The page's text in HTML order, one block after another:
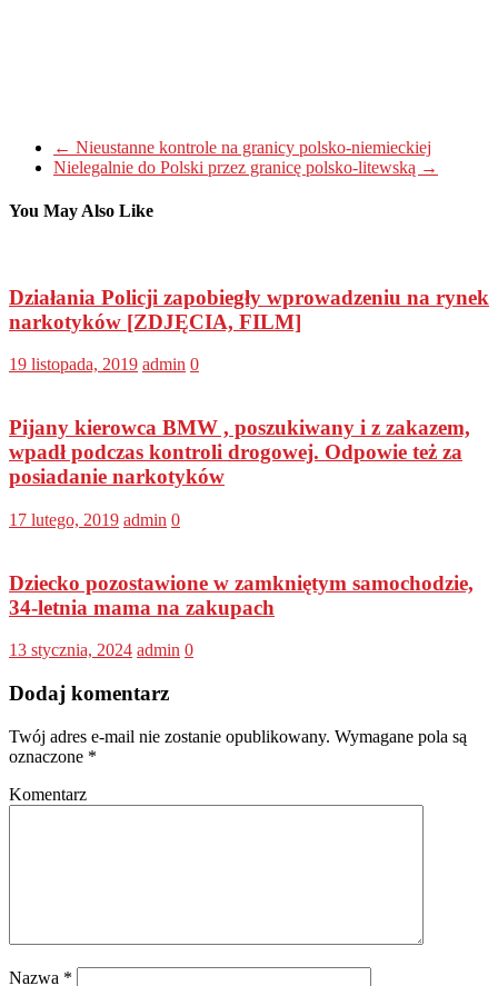
← Nieustanne kontrole na granicy polsko-niemieckiej
Nielegalnie do Polski przez granicę polsko-litewską →
You May Also Like
Działania Policji zapobiegły wprowadzeniu na rynek
narkotyków [ZDJĘCIA, FILM]
19 listopada, 2019 admin 0
Pijany kierowca BMW , poszukiwany i z zakazem,
wpadł podczas kontroli drogowej. Odpowie też za
posiadanie narkotyków
17 lutego, 2019 admin 0
Dziecko pozostawione w zamkniętym samochodzie,
34-letnia mama na zakupach
13 stycznia, 2024 admin 0
Dodaj komentarz
Twój adres e-mail nie zostanie opublikowany. Wymagane pola są
oznaczone *
Komentarz
Nazwa *